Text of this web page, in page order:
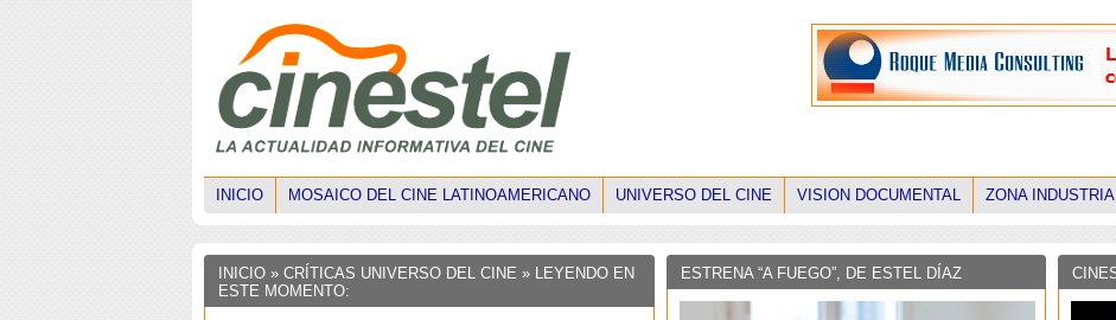
INICIO MOSAICO DEL CINE LATINOAMERICANO UNIVERSO DEL CINE VISION DOCUMENTAL ZONA INDUSTRIA
INICIO » CRÍTICAS UNIVERSO DEL CINE » LEYENDO EN
ESTE MOMENTO:
ESTRENA “A FUEGO”, DE ESTEL DÍAZ